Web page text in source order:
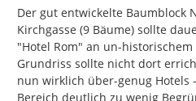
Der gut entwickelte Baumblock
Kirchgasse (9 Bäume) sollte
"Hotel Rom" an un-
Grundriss sollte nicht dort
nun wirklich über-genug Hotels
Bereich deutlich zu wenig